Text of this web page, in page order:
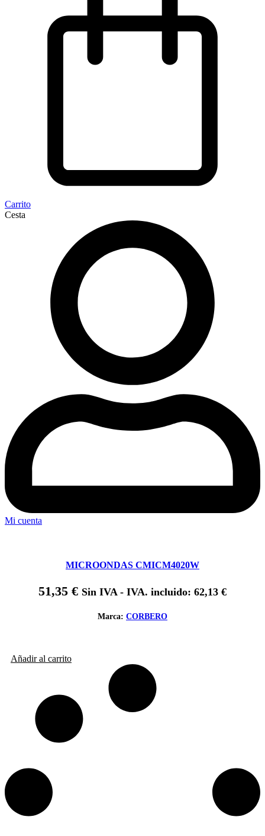
Carrito
Cesta
Mi cuenta
MICROONDAS CMICM4020W
51,35 € Sin IVA - IVA. incluido: 62,13 €
Marca: CORBERO
Añadir al carrito